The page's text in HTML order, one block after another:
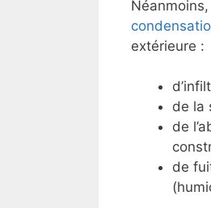
extérieure :
de la
de
de